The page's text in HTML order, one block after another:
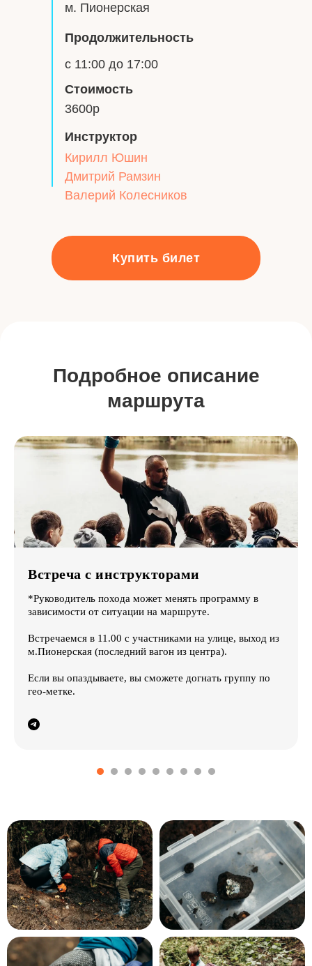
Купить билет
Стоимость
Продолжительность
3600р
с 11:00 до 17:00
м. Пионерская
Инструктор
Кирилл Юшин
Дмитрий Рамзин
Валерий Колесников
Подробное описание
маршрута
Встреча с инструкторами
*Руководитель похода может менять программу в
зависимости от ситуации на маршруте.
Встречаемся в 11.00 с участниками на улице, выход из
м.Пионерская (последний вагон из центра).
Если вы опаздываете, вы сможете догнать группу по
гео-метке.